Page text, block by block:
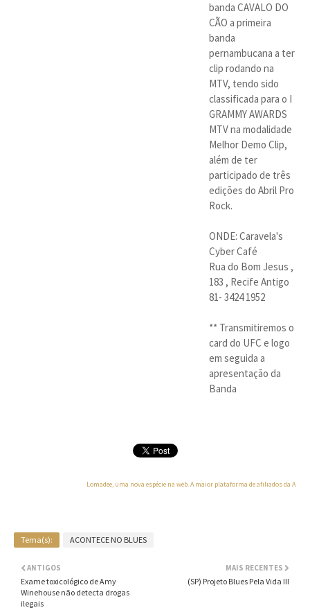
banda CAVALO DO
CÃO a primeira
banda
pernambucana a ter
clip rodando na
MTV, tendo sido
classificada para o I
GRAMMY AWARDS
MTV na modalidade
Melhor Demo Clip,
além de ter
participado de três
edições do Abril Pro
Rock.
ONDE: Caravela's
Cyber Café
Rua do Bom Jesus ,
183 , Recife Antigo
81- 3424 1952
** Transmitiremos o
card do UFC e logo
em seguida a
apresentação da
Banda
Lomadee, uma nova espécie na web. A maior plataforma de afiliados da
Tema(s): ACONTECE NO BLUES
MAIS RECENTES
(SP) Projeto Blues Pela Vida III
ANTIGOS
Exame toxicológico de Amy
Winehouse não detecta drogas
ilegais